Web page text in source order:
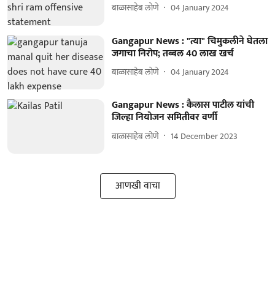
बाळासाहेब लोणे 04 January 2024
Gangapur News : "त्या" चिमुकलीने घेतला
जगाचा निरोप; तब्बल 40 लाख खर्च
बाळासाहेब लोणे 04 January 2024
Gangapur News : कैलास पाटील यांची
जिल्हा नियोजन समितीवर वर्णी
बाळासाहेब लोणे 14 December 2023
आणखी वाचा